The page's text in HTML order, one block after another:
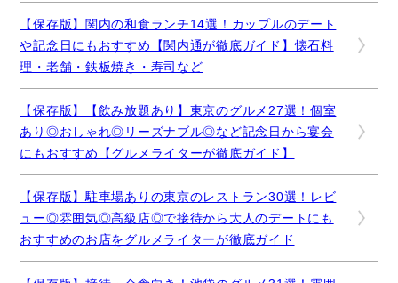
【保存版】関内の和食ランチ14選！カップルのデート
や記念日にもおすすめ【関内通が徹底ガイド】懐石料
理・老舗・鉄板焼き・寿司など
【保存版】【飲み放題あり】東京のグルメ27選！個室
あり◎おしゃれ◎リーズナブル◎など記念日から宴会
にもおすすめ【グルメライターが徹底ガイド】
【保存版】駐車場ありの東京のレストラン30選！レビ
ュー◎雰囲気◎高級店◎で接待から大人のデートにも
おすすめのお店をグルメライターが徹底ガイド